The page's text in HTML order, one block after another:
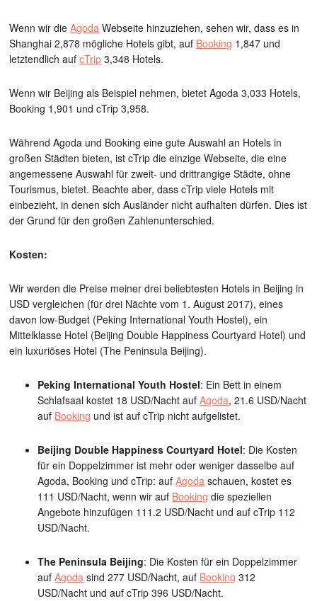
Wenn wir dieAgoda Webseite hinzuziehen, sehen wir, dass es in
Shanghai 2,878 mögliche Hotels gibt, auf Booking 1,847 und
letztendlich aufcTrip 3,348 Hotels.
Wenn wir Beijing als Beispiel nehmen, bietet Agoda 3,033 Hotels,
Booking 1,901 und cTrip 3,958.
Während Agoda und Booking eine gute Auswahl an Hotels in
großen Städten bieten, ist cTrip die einzige Webseite, die eine
angemessene Auswahl für zweit- und drittrangige Städte, ohne
Tourismus, bietet. Beachte aber, dass cTrip viele Hotels mit
einbezieht, in denen sich Ausländer nicht aufhalten dürfen. Dies ist
der Grund für den großen Zahlenunterschied.
Kosten:
Wir werden die Preise meiner drei beliebtesten Hotels in Beijing in
USD vergleichen (für drei Nächte vom 1. August 2017), eines
davon low-Budget (Peking International Youth Hostel), ein
Mittelklasse Hotel (Beijing Double Happiness Courtyard Hotel) und
ein luxuriöses Hotel (The Peninsula Beijing).
Peking International Youth Hostel: Ein Bett in einem
Schlafsaal kostet 18 USD/Nacht aufAgoda, 21.6 USD/Nacht
auf Booking und ist auf cTrip nicht aufgelistet.
Beijing Double Happiness Courtyard Hotel: Die Kosten
für ein Doppelzimmer ist mehr oder weniger dasselbe auf
Agoda, Booking und cTrip: aufAgoda schauen, kostet es
111 USD/Nacht, wenn wir auf Booking die speziellen
Angebote hinzufügen 111.2 USD/Nacht und auf cTrip 112
USD/Nacht.
The Peninsula Beijing: Die Kosten für ein Doppelzimmer
aufAgoda sind 277 USD/Nacht, auf Booking 312
USD/Nacht und auf cTrip 396 USD/Nacht.